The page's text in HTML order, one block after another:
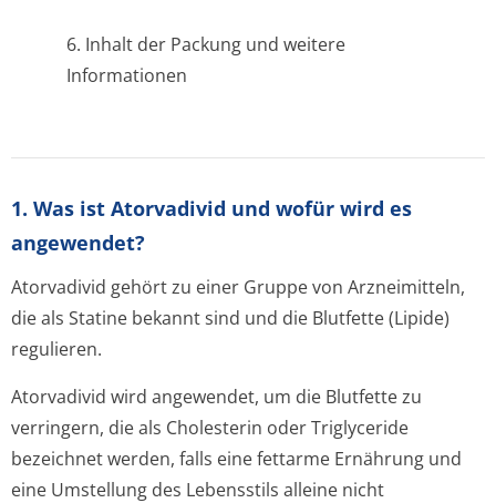
6. Inhalt der Packung und weitere
Informationen
1. Was ist Atorvadivid und wofür wird es
angewendet?
Atorvadivid gehört zu einer Gruppe von Arzneimitteln,
die als Statine bekannt sind und die Blutfette (Lipide)
regulieren.
Atorvadivid wird angewendet, um die Blutfette zu
verringern, die als Cholesterin oder Triglyceride
bezeichnet werden, falls eine fettarme Ernährung und
eine Umstellung des Lebensstils alleine nicht